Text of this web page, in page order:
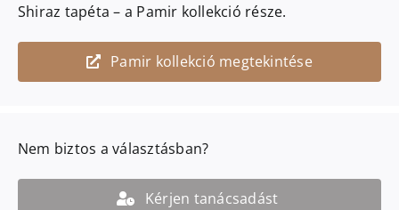
Shiraz tapéta – a Pamir kollekció része.
Pamir kollekció megtekintése
Nem biztos a választásban?
Kérjen tanácsadást